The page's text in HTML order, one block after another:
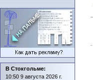
В Стокгольме:
10:50 9 августа 2026 г.